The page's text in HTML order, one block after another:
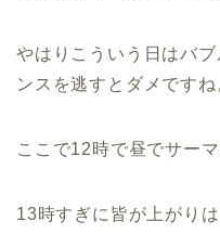
やはりこういう日はバ
ンスを逃すとダメですね
ここで12時で昼でサー
13時すぎに皆が上がり